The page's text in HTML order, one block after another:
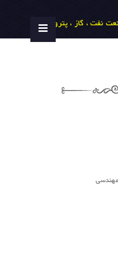
نفت ، گاز ، پتروشیمی